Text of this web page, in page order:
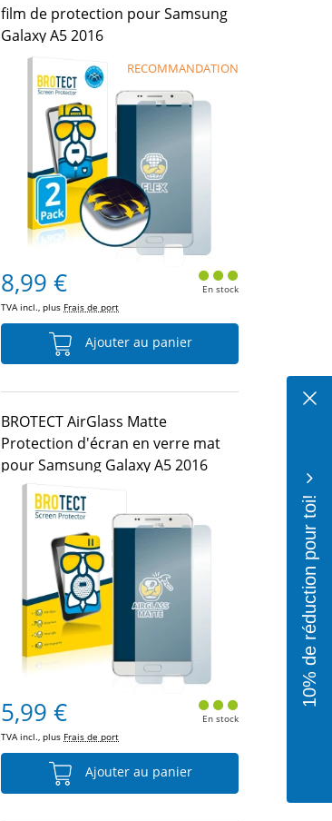
film de protection pour Samsung
Galaxy A5 2016
RECOMMANDATION
8,99 €
TVA incl., plus Frais de port
En stock
Ajouter au panier
BROTECT AirGlass Matte
Protection d'écran en verre mat
pour Samsung Galaxy A5 2016
5,99 €
TVA incl., plus Frais de port
En stock
Ajouter au panier
10% de réduction pour toi!